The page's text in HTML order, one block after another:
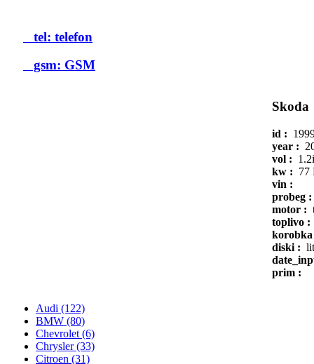
tel: telefon
gsm: GSM
Audi (122)
BMW (80)
Chevrolet (6)
Chrysler (33)
Citroen (31)
id :
year :
vol :
kw : 77
vin :
probeg :
motor :
toplivo :
diski :
prim :